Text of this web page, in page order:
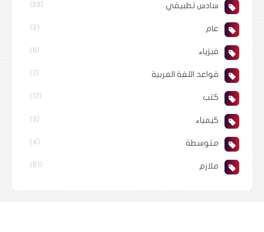
سادس تطبيقي (23)
عام (2)
فيزياء (8)
قواعد اللغة العربية (7)
كتب (17)
كيمياء (3)
متوسطة (4)
ملازم (61)